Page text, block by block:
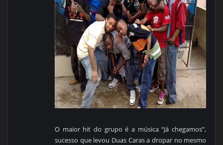
O maior hit do grupo é a música “Já chegamos”,
sucesso que levou Duas Caras a dropar no mesmo